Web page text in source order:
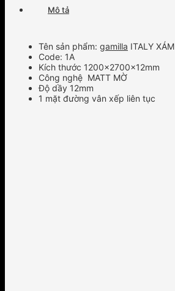
Mô tả
Tên sản phẩm: gamilla ITALY XÁM
Code: 1A
Kích thước 1200x2700x12mm
Công nghệ MATT MỜ
Độ dầy 12mm
1 mặt đường vân xếp liên tục